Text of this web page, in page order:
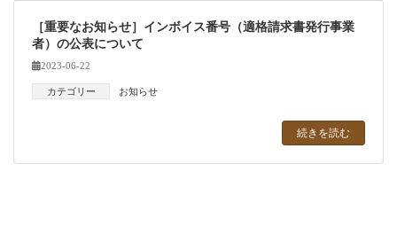
［重要なお知らせ］インボイス番号（適格請求書発行事業
者）の公表について
2023-06-22
カテゴリー お知らせ
続きを読む